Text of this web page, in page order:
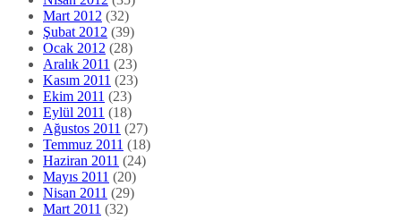
Mart 2012 (32)
Şubat 2012 (39)
Ocak 2012 (28)
Aralık 2011 (23)
Kasım 2011 (23)
Ekim 2011 (23)
Eylül 2011 (18)
Ağustos 2011 (27)
Temmuz 2011 (18)
Haziran 2011 (24)
Mayıs 2011 (20)
Nisan 2011 (29)
Mart 2011 (32)